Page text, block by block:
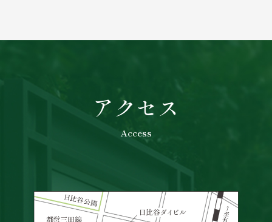
アクセス
Access